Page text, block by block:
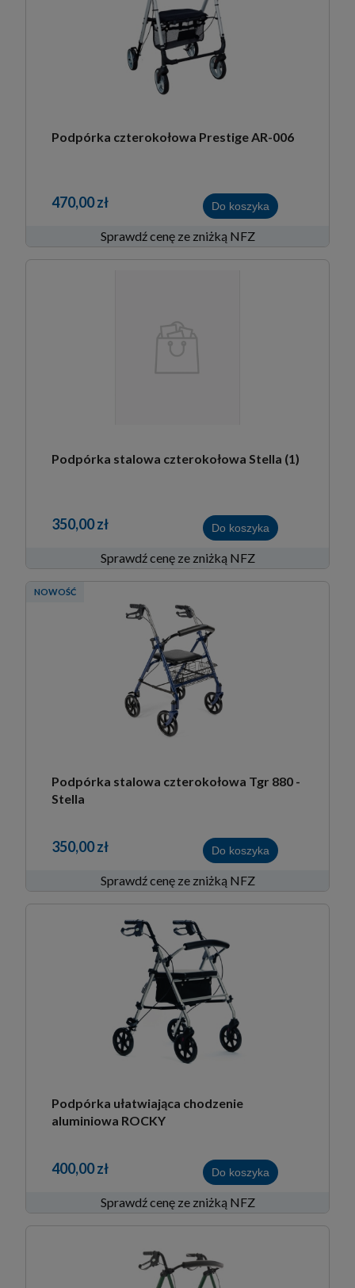
Podpórka czterokołowa Prestige AR-006
470,00 zł Do koszyka
Sprawdź cenę ze zniżką NFZ
Podpórka stalowa czterokołowa Stella (1)
350,00 zł Do koszyka
Sprawdź cenę ze zniżką NFZ
Podpórka stalowa czterokołowa Tgr 880 -
Stella
350,00 zł Do koszyka
Sprawdź cenę ze zniżką NFZ
NOWOŚĆ
Podpórka ułatwiająca chodzenie
aluminiowa ROCKY
400,00 zł Do koszyka
Sprawdź cenę ze zniżką NFZ